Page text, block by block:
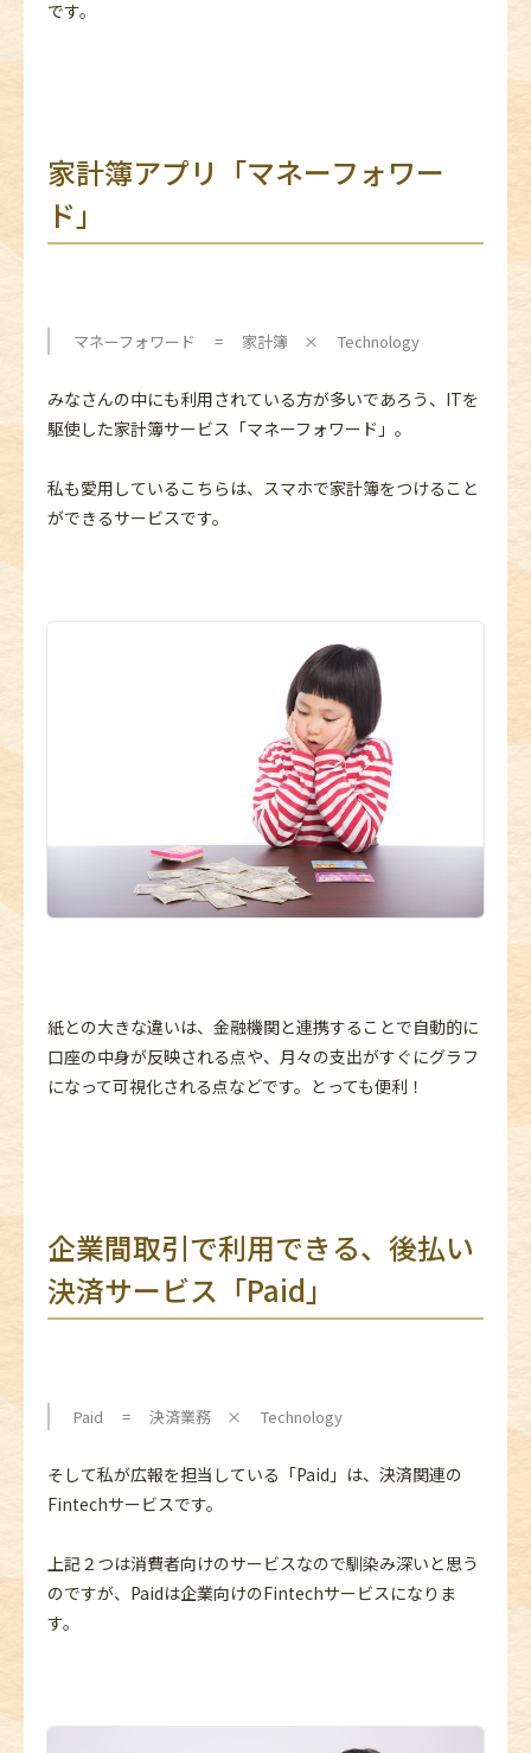
です。
家計簿アプリ「マネーフォワー
ド」
マネーフォワード = 家計簿 × Technology
みなさんの中にも利用されている方が多いであろう、ITを
駆使した家計簿サービス「マネーフォワード」。
私も愛用しているこちらは、スマホで家計簿をつけること
ができるサービスです。
紙との大きな違いは、金融機関と連携することで自動的に
口座の中身が反映される点や、月々の支出がすぐにグラフ
になって可視化される点などです。とっても便利！
企業間取引で利用できる、後払い
決済サービス「Paid」
Paid = 決済業務 × Technology
そして私が広報を担当している「Paid」は、決済関連の
Fintechサービスです。
上記２つは消費者向けのサービスなので馴染み深いと思う
のですが、Paidは企業向けのFintechサービスになりま
す。